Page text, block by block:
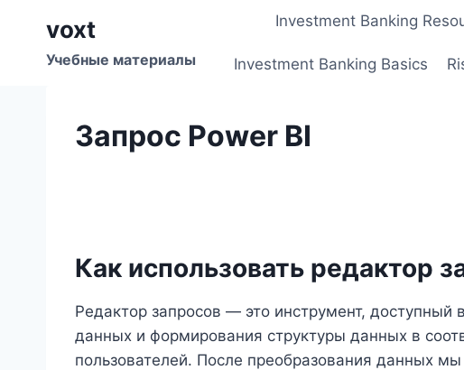
содержимому
voxt
Учебные материалы
Investment Banking
Investment Banking Basics
Запрос Power BI
Как использовать редактор
Редактор запросов — это инструмент, доступный
данных и формирования структуры данных в
пользователей. После преобразования данных